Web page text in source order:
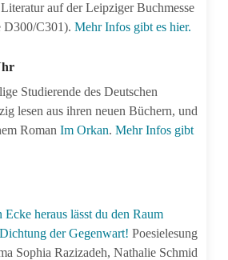
auf der Leipziger Buchmesse
D300/C301).Mehr Infos gibt es hier.
Studierende des Deutschen
lesen aus ihren neuen Büchern, und
RomanIm Orkan.Mehr Infos gibt
Ecke heraus lässt du den Raum
der Gegenwart! Poesielesung
Sophia Razizadeh, Nathalie Schmid